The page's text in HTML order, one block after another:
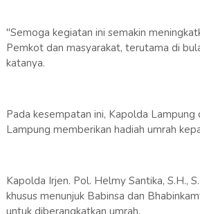
"Semoga kegiatan ini semakin
Pemkot dan masyarakat, terutama di
katanya.
Pada kesempatan ini, Kapolda
Lampung memberikan hadiah umrah
Kapolda Irjen. Pol. Helmy Santika, S.H.,
khusus menunjuk Babinsa dan